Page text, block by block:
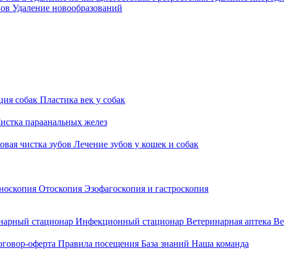
Удаление новообразований
собак Пластика век у собак
параанальных желез
чистка зубов Лечение зубов у кошек и собак
Отоскопия Эзофагоскопия и гастроскопия
стационар Инфекционный стационар Ветеринарная аптека
оферта Правила посещения База знаний Наша команда